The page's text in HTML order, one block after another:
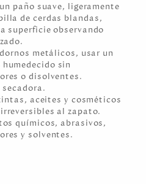
paño suave, ligeramente
de cerdas blandas,
superficie observando
metálicos, usar un
sin
o disolventes.
aceites y cosméticos
al zapato.
químicos, abrasivos,
y solventes.